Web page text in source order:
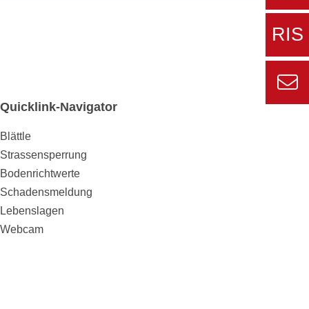
Quicklink-Navigator
Blättle
Strassensperrung
Bodenrichtwerte
Schadensmeldung
Lebenslagen
Webcam
Zu
RIS
Seite